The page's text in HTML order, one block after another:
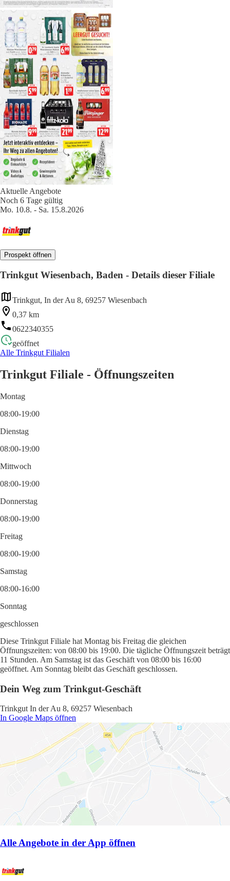
Aktuelle Angebote
Noch 6 Tage gültig
Mo. 10.8. - Sa. 15.8.2026
Prospekt öffnen
Trinkgut Wiesenbach, Baden - Details dieser Filiale
Trinkgut, In der Au 8, 69257 Wiesenbach
0,37 km
0622340355
geöffnet
Alle Trinkgut Filialen
Trinkgut Filiale - Öffnungszeiten
Montag
08:00-19:00
Dienstag
08:00-19:00
Mittwoch
08:00-19:00
Donnerstag
08:00-19:00
Freitag
08:00-19:00
Samstag
08:00-16:00
Sonntag
geschlossen
Diese Trinkgut Filiale hat Montag bis Freitag die gleichen
Öffnungszeiten: von 08:00 bis 19:00. Die tägliche Öffnungszeit beträgt
11 Stunden. Am Samstag ist das Geschäft von 08:00 bis 16:00
geöffnet. Am Sonntag bleibt das Geschäft geschlossen.
Dein Weg zum Trinkgut-Geschäft
Trinkgut In der Au 8, 69257 Wiesenbach
In Google Maps öffnen
Alle Angebote in der App öffnen